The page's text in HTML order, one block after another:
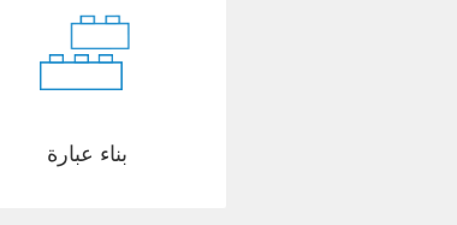
بناء عبارة